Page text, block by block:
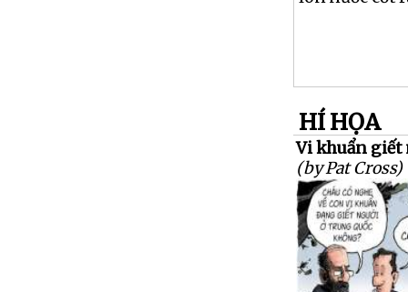
HÍ HỌA
Vi khuẩn giết
(by Pat Cross)